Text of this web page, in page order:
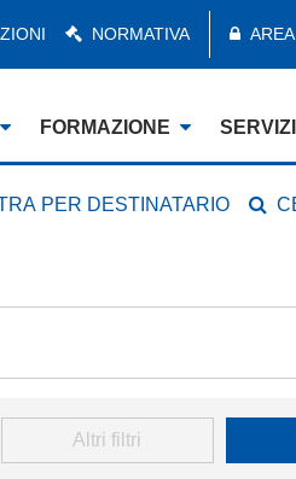
NORMATIVA
FORMAZIONE SERVIZI
PER DESTINATARIO
Altri filtri